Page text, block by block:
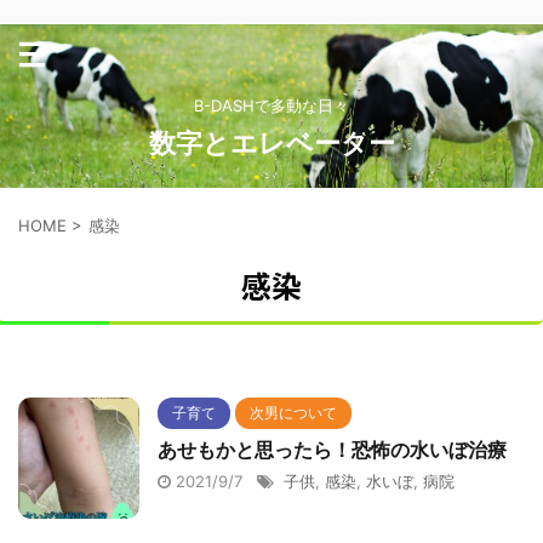
B-DASHで多動な日々
数字とエレベーター
HOME > 感染
感染
子育て 次男について
あせもかと思ったら！恐怖の水いぼ治療
2021/9/7 子供 感染 水いぼ, 病院